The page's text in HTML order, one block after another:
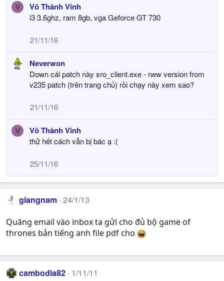
V Võ Thành Vinh
i3 3.6ghz, ram 8gb, vga Geforce GT 730
21/11/16
Neverwon
Down cái patch này sro_client.exe - new version from
v235 patch (trên trang chủ) rồi chạy này xem sao?
21/11/16
V Võ Thành Vinh
thử hết cách vẫn bị bác ạ :(
25/11/16
giangnam 24/1/13
Quăng email vào inbox ta gửi cho đủ bộ game of
thrones bản tiếng anh file pdf cho
cambodia82 1/11/11